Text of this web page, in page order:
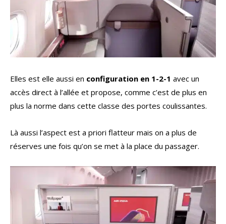
Elles est elle aussi en configuration en 1-2-1 avec un
accès direct à l’allée et propose, comme c’est de plus en
plus la norme dans cette classe des portes coulissantes.
Là aussi l’aspect est a priori flatteur mais on a plus de
réserves une fois qu’on se met à la place du passager.